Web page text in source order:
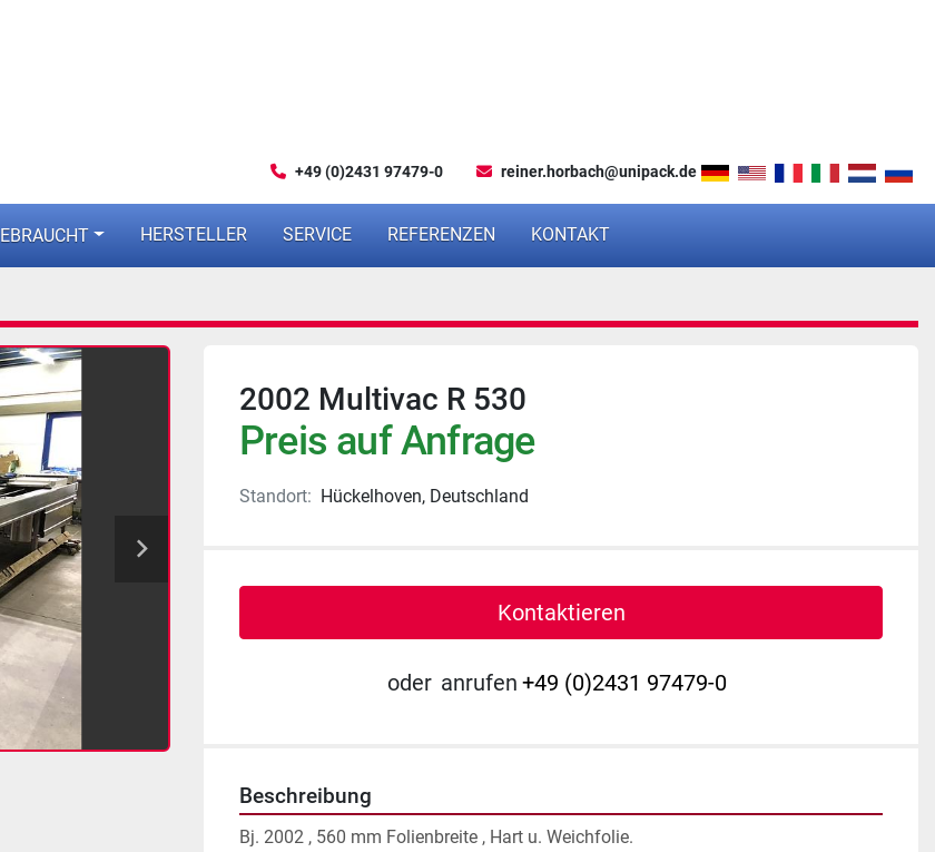
+49 (0)2431 97479-0 reiner.horbach@unipack.de
GEBRAUCHT HERSTELLER SERVICE REFERENZEN KONTAKT
2002 Multivac R 530
Preis auf Anfrage
Standort: Hückelhoven, Deutschland
Kontaktieren
oder anrufen +49 (0)2431 97479-0
Beschreibung
Bj. 2002 , 560 mm Folienbreite , Hart u. Weichfolie.